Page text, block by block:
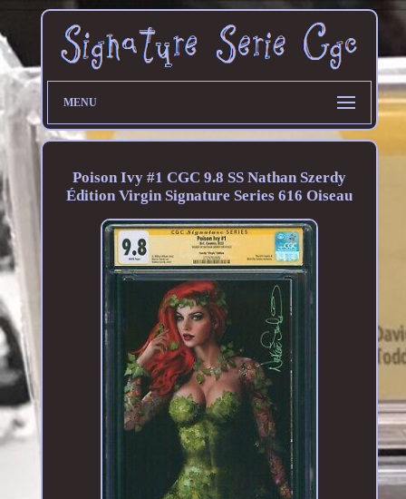
MENU
Poison Ivy #1 CGC 9.8 SS Nathan Szerdy
Édition Virgin Signature Series 616 Oiseau